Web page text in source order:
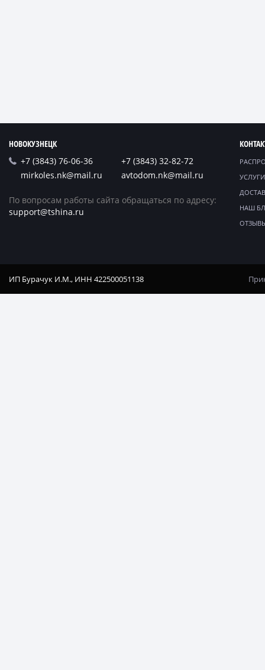
НОВОКУЗНЕЦК
+7 (3843) 76-06-36
+7 (3843) 32-82-72
mirkoles.nk@mail.ru
avtodom.nk@mail.ru
По вопросам работы сайта обращаться по адресу:
support@tshina.ru
НАШ
ИП Бурачук И.М., ИНН 422500051138